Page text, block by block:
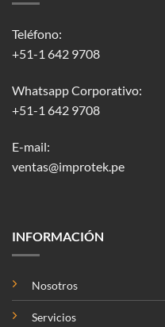
Teléfono:
+51-1 642 9708
Whatsapp Corporativo:
+51-1 642 9708
E-mail:
ventas@improtek.pe
INFORMACIÓN
Nosotros
Servicios